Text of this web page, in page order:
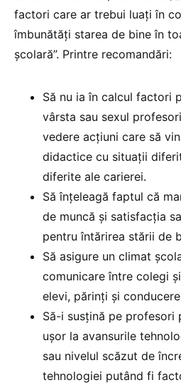
factori care ar trebui luați în
îmbunătăți starea de bine în
școlară”. Printre recomandări:
Să nu ia în calcul factori
vârsta sau sexul
vedere acțiuni care să
didactice cu situații
diferite ale carierei.
Să înțeleagă faptul că
de muncă și satisfacția
pentru întărirea stării de
Să asigure un climat
comunicare între colegi
elevi, părinți și conducere
Să-i susțină pe profesori
ușor la avansurile
sau nivelul scăzut de
tehnologiei putând fi